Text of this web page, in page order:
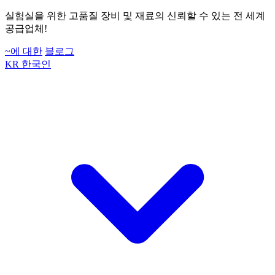
실험실을 위한 고품질 장비 및 재료의 신뢰할 수 있는 전 세계
공급업체!
~에 대한 블로그
KR 한국인